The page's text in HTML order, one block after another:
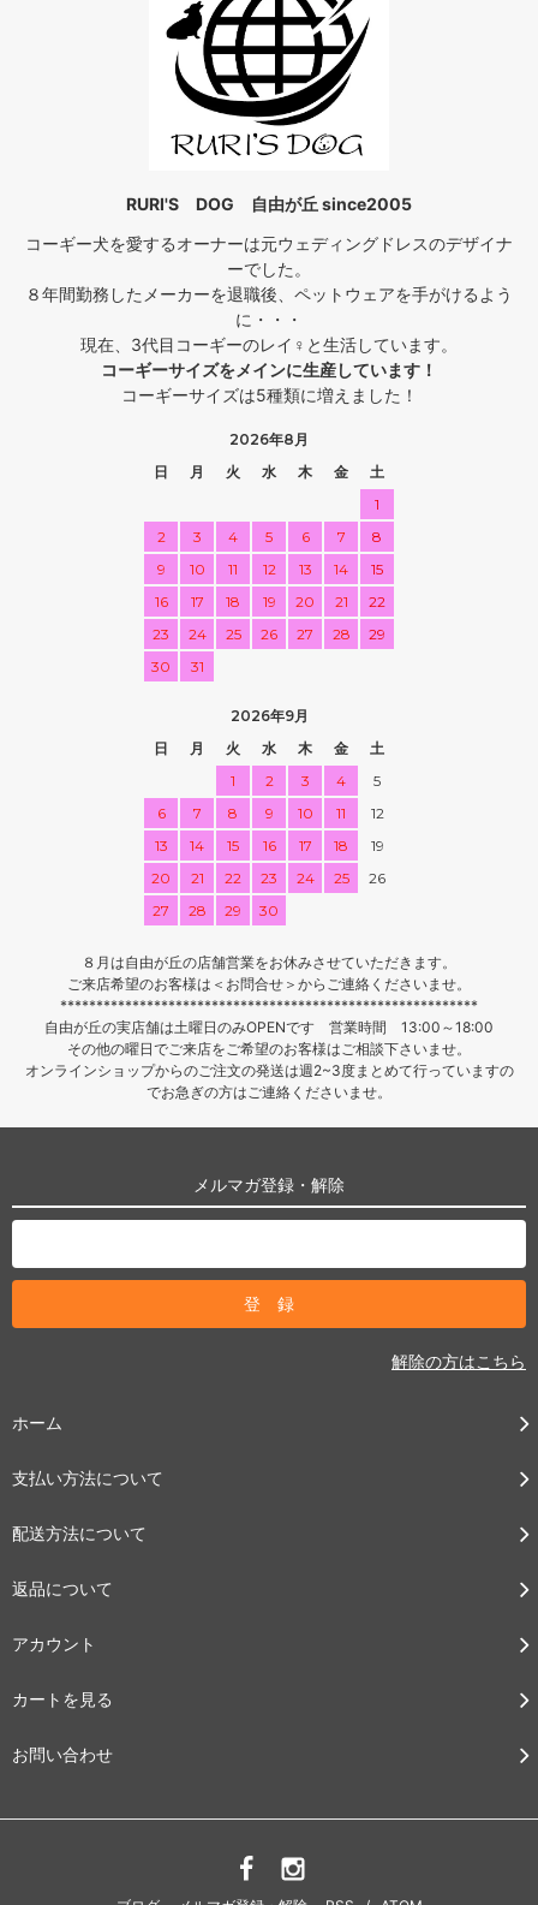
RURI'S DOG 自由が丘 since2005
コーギー犬を愛するオーナーは元ウェディングドレスのデザイナ
ーでした。
８年間勤務したメーカーを退職後、ペットウェアを手がけるよう
に・・・
現在、3代目コーギーのレイ♀と生活しています。
コーギーサイズをメインに生産しています！
コーギーサイズは5種類に増えました！
2026年8月
日
月 火 水 木 金
土
1
2
3 4 5 6 7
8
9
10 11 12 13 14
15
16
17 18 19 20 21
22
23
24 25 26 27 28
29
30
31
2026年9月
日
月 火 水 木 金
土
1
2 3 4
5
6
7 8 9 10 11
12
13
14 15 16 17 18
19
20
21 22 23 24 25
26
27
28 29 30
８月は自由が丘の店舗営業をお休みさせていただきます。
ご来店希望のお客様は＜お問合せ＞からご連絡くださいませ。
**********************************************************
自由が丘の実店舗は土曜日のみOPENです 営業時間 13:00～18:00
その他の曜日でご来店をご希望のお客様はご相談下さいませ。
オンラインショップからのご注文の発送は週2~3度まとめて行っていますの
でお急ぎの方はご連絡くださいませ。
メルマガ登録・解除
解除の方はこちら
ホーム
支払い方法について
配送方法について
返品について
アカウント
カートを見る
お問い合わせ